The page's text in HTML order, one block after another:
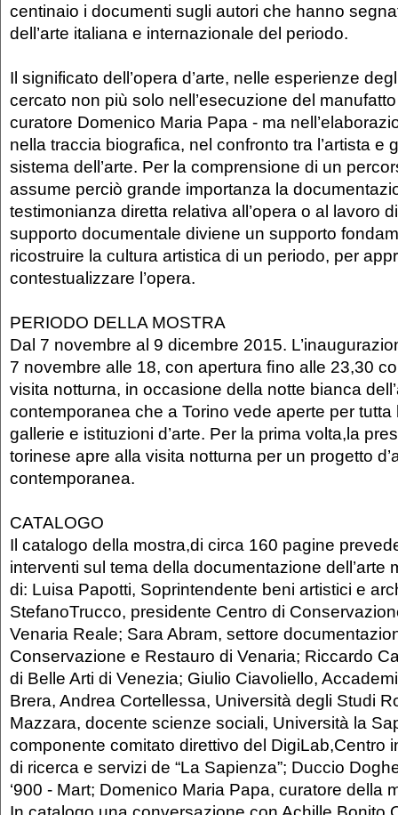
centinaio i documenti sugli autori che hanno
dell’arte italiana e internazionale del periodo.
Il significato dell’opera d’arte, nelle esperienze
cercato non più solo nell’esecuzione del
curatore Domenico Maria Papa - ma
nella traccia biografica, nel confronto tra l’artista e
sistema dell’arte. Per la comprensione di un
assume perciò grande importanza la
testimonianza diretta relativa all’opera o al lavoro
supporto documentale diviene un supporto
ricostruire la cultura artistica di un periodo, per
contestualizzare l’opera.
PERIODO DELLA MOSTRA
Dal 7 novembre al 9 dicembre 2015.
7 novembre alle 18, con apertura ﬁno alle 23,30
visita notturna, in occasione della notte bianca
contemporanea che a Torino vede aperte per tutta
gallerie e istituzioni d’arte. Per la prima volta,la
torinese apre alla visita notturna per un progetto
contemporanea.
CATALOGO
Il catalogo della mostra,di circa 160 pagine
interventi sul tema della documentazione dell’arte
di: Luisa Papotti, Soprintendente beni artistici e
StefanoTrucco, presidente Centro di
Venaria Reale; Sara Abram, settore
Conservazione e Restauro di Venaria; Riccardo
di Belle Arti di Venezia; Giulio Ciavoliello,
Brera, Andrea Cortellessa, Università degli Studi
Mazzara, docente scienze sociali, Università la
componente comitato direttivo del DigiLab,Centro
di ricerca e servizi de “La Sapienza”; Duccio
‘900 - Mart; Domenico Maria Papa, curatore della